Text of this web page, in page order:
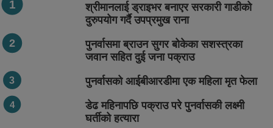
श्रीमानलाई ड्राइभर बनाएर सरकारी गाडीको
दुरुपयोग गर्दै उपप्रमुख राना
पुनर्वासमा ब्राउन सुगर बोकेका सशस्त्रका
जवान सहित दुई जना पक्राउ
पुनर्वासको आईबीआरडीमा एक महिला मृत फेला
डेढ महिनापछि पक्राउ परे पुनर्वासकी लक्ष्मी
घर्तीको हत्यारा